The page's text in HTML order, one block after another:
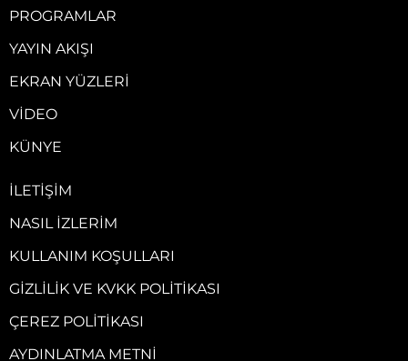
PROGRAMLAR
YAYIN AKIŞI
EKRAN YÜZLERI
VIDEO
KÜNYE
İLETIŞIM
NASIL İZLERIM
KULLANIM KOŞULLARI
GIZLILIK VE KVKK POLITIKASI
ÇEREZ POLITIKASI
AYDINLATMA METNI